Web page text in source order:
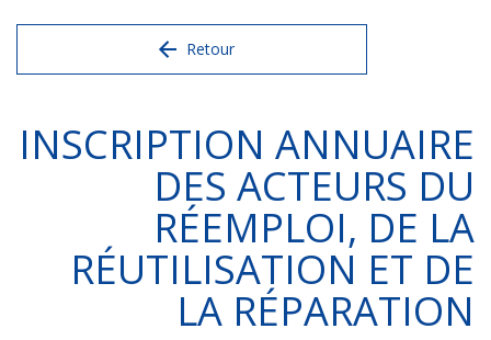
Retour
INSCRIPTION ANNUAIRE
DES ACTEURS DU
RÉEMPLOI, DE LA
RÉUTILISATION ET DE
LA RÉPARATION